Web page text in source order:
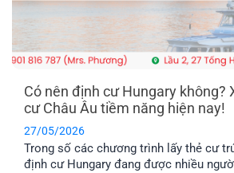
Có nên định cư Hungary không?
cư Châu Âu tiềm năng hiện nay!
27/05/2026
Trong số các chương trình lấy thẻ cư
định cư Hungary đang được nhiều